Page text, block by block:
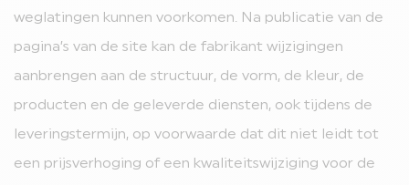
weglatingen kunnen voorkomen. Na publicatie van de
pagina’s van de site kan de fabrikant wijzigingen
aanbrengen aan de structuur, de vorm, de kleur, de
producten en de geleverde diensten, ook tijdens de
leveringstermijn, op voorwaarde dat dit niet leidt tot
een prijsverhoging of een kwaliteitswijziging voor de